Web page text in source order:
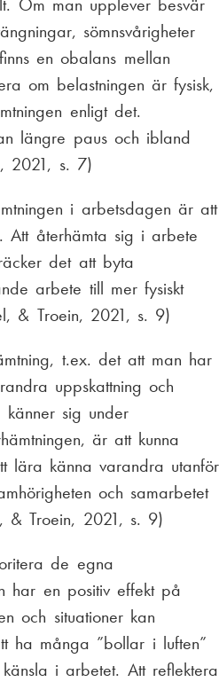
sömnsvårigheter
en obalans mellan
om belastningen är fysisk,
enligt det.
längre paus och ibland
2021, s. 7)
i arbetsdagen är att
Att återhämta sig i arbete
det att byta
arbete till mer fysiskt
& Troein, 2021, s. 9)
t.ex. det att man har
uppskattning och
sig under
är att kunna
lära känna varandra utanför
och samarbetet
& Troein, 2021, s. 9)
de egna
har en positiv effekt på
och situationer kan
ha många ”bollar i luften”
i arbetet. Att reflektera